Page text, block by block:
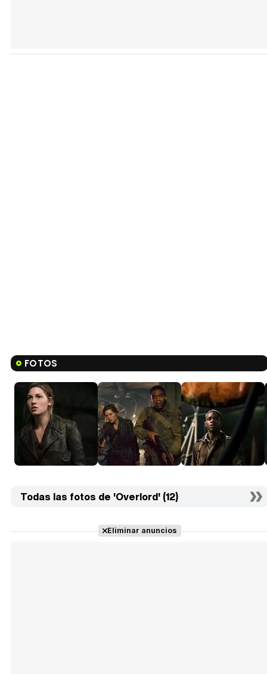
FOTOS
Todas las fotos de 'Overlord' (12)
Eliminar anuncios